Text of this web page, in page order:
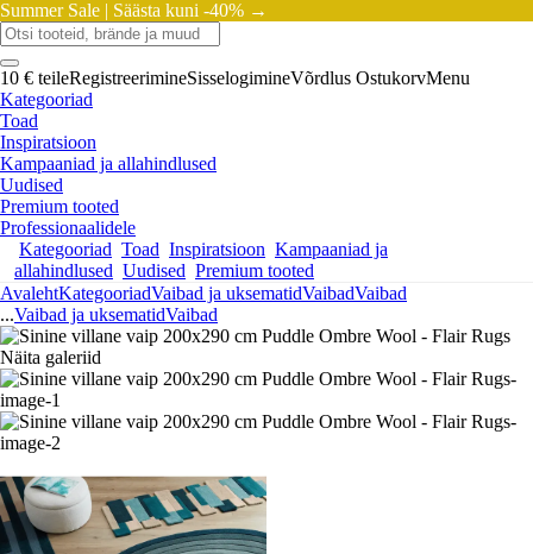
Summer Sale | Säästa kuni -40% →
10 € teileRegistreerimineSisselogimineVõrdlus OstukorvMenu
Kategooriad
Toad
Inspiratsioon
Kampaaniad ja allahindlused
Uudised
Premium tooted
Professionaalidele
Kategooriad Toad Inspiratsioon Kampaaniad ja
allahindlused Uudised Premium tooted
AvalehtKategooriadVaibad ja uksematidVaibadVaibad
...Vaibad ja uksematidVaibad
Näita galeriid